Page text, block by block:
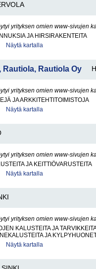
yrityksen omien www-sivujen
JA HIRSIRAKENTEITA
Näytä kartalla
Rautiola Oy
yrityksen omien www-sivujen
JA ARKKITEHTITOIMISTOJA
Näytä kartalla
yrityksen omien www-sivujen
JA KEITTIÖVARUSTEITA
Näytä kartalla
yrityksen omien www-sivujen
KALUSTEITA JA
JA
Näytä kartalla